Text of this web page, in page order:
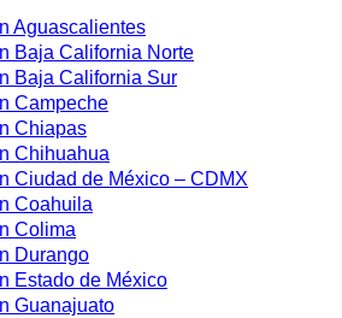
Aguascalientes
Baja California Norte
Baja California Sur
Campeche
Chiapas
Chihuahua
Ciudad de México – CDMX
Coahuila
Colima
Durango
Estado de México
Guanajuato